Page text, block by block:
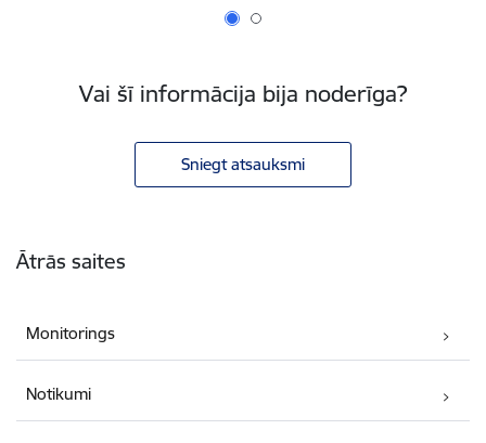
Vai šī informācija bija noderīga?
Sniegt atsauksmi
Ātrās saites
Monitorings
Notikumi